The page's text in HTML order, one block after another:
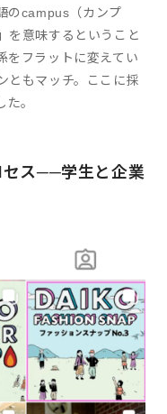
のcampus（カンプ
を意味するということ
をフラットに変えてい
ともマッチ。ここに採
。
セス──学生と企業